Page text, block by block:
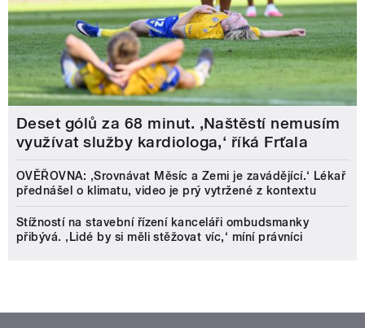
Deset gólů za 68 minut. ,Naštěstí nemusím
využívat služby kardiologa,‘ říká Frťala
OVĚŘOVNA: ‚Srovnávat Měsíc a Zemi je zavádějící.‘ Lékař
přednášel o klimatu, video je prý vytržené z kontextu
Stížností na stavební řízení kanceláři ombudsmanky
přibývá. ‚Lidé by si měli stěžovat víc,‘ míní právníci